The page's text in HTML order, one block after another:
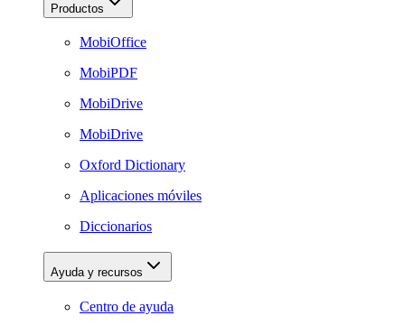
Productos
MobiOffice
MobiPDF
MobiDrive
MobiDrive
Oxford Dictionary
Aplicaciones móviles
Diccionarios
Ayuda y recursos
Centro de ayuda